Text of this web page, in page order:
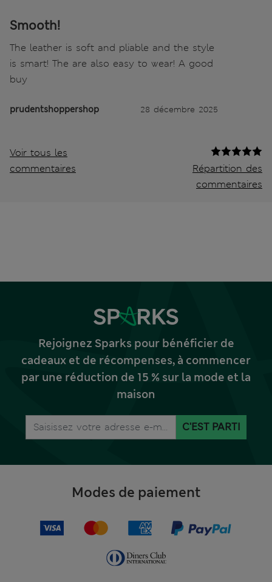
Smooth!
The leather is soft and pliable and the style
is smart! The are also easy to wear! A good
buy
prudentshoppershop 28 décembre 2025
Voir tous les
commentaires
Répartition des
commentaires
Rejoignez Sparks pour bénéficier de
cadeaux et de récompenses, à commencer
par une réduction de 15 % sur la mode et la
maison
C'EST PARTI
Modes de paiement